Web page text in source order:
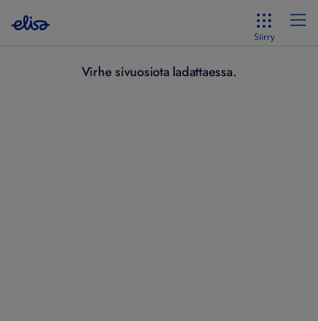
Siirry
Virhe sivuosiota ladattaessa.